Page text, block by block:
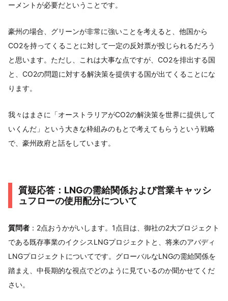
ーメントが必要だということです。
豪州の場合、グリーンが非常に強いことを考えると、他国から
CO2を持ってくることに対して一定の反対票が投じられるだろう
と思います。ただし、これは大事な点ですが、CO2を排出する国
と、CO2の問題に対する解決策を提供する国が出てくることにな
ります。
我々はまさに「オーストラリアがCO2の解決策を世界に提供して
いくんだ」という大きな枠組みのもとで考えてもらうという戦略
で、豪州政府と話をしています。
質疑応答：LNGの需給関係および営業キャッシ
ュフローの使用配分について
質問者 ：2点おうかがいします。1点目は、御社の2大プロジェクト
である既存事業のイクシスLNGプロジェクトと、将来のアバディ
LNGプロジェクトについてです。グローバルなLNGの需給関係を
踏まえ、中長期的な視点でどのように見ているのか聞かせてくだ
さい。